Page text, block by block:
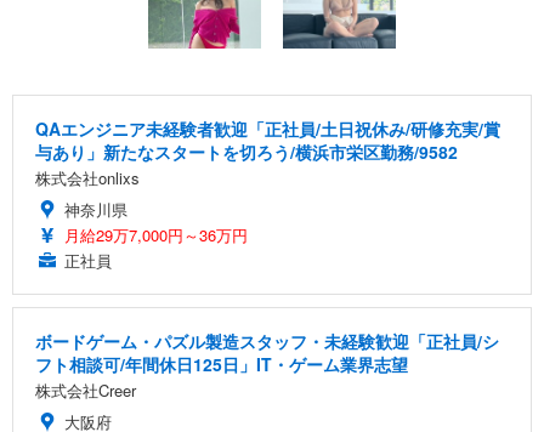
QAエンジニア未経験者歓迎「正社員/土日祝休み/研修充実/賞
与あり」新たなスタートを切ろう/横浜市栄区勤務/9582
株式会社onlixs
神奈川県
月給29万7,000円～36万円
正社員
ボードゲーム・パズル製造スタッフ・未経験歓迎「正社員/シ
フト相談可/年間休日125日」IT・ゲーム業界志望
株式会社Creer
大阪府